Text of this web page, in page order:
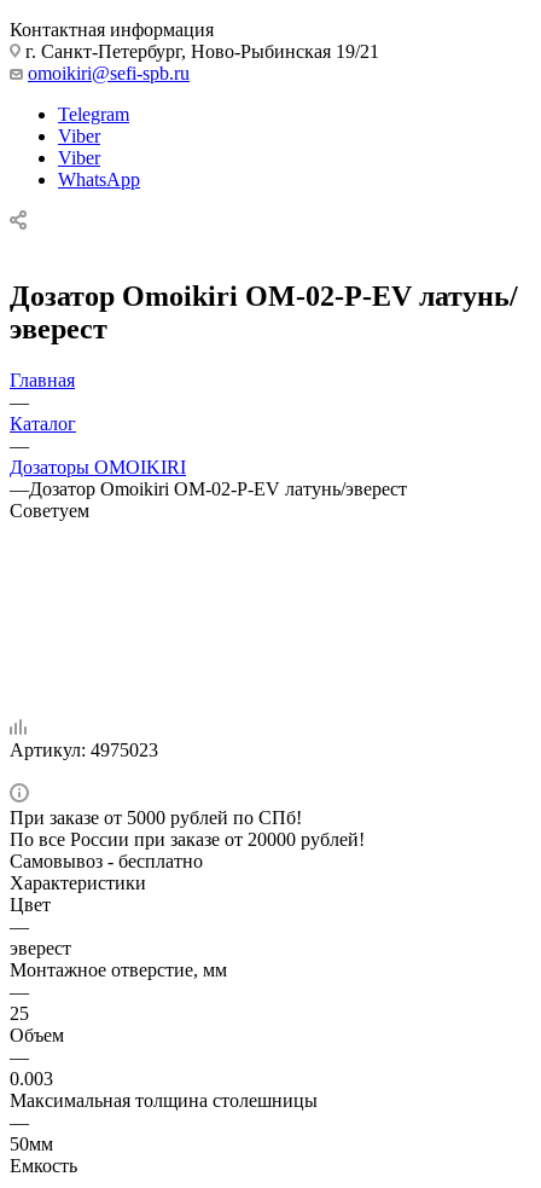
Контактная информация
г. Санкт-Петербург, Ново-Рыбинская 19/21
omoikiri@sefi-spb.ru
Telegram
Viber
Viber
WhatsApp
Дозатор Omoikiri OM-02-P-EV латунь/
эверест
Главная
—
Каталог
—
Дозаторы OMOIKIRI
—Дозатор Omoikiri OM-02-P-EV латунь/эверест
Советуем
Артикул: 4975023
При заказе от 5000 рублей по СПб!
По все России при заказе от 20000 рублей!
Самовывоз - бесплатно
Характеристики
Цвет
—
эверест
Монтажное отверстие, мм
—
25
Объем
—
0.003
Максимальная толщина столешницы
—
50мм
Емкость